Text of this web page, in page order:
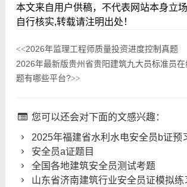
本文来自用户供稿，不代表网站本身立
自行核实,转载请注明出处！
<<2026年监理工程师质量投资进度控制真题
2026年最新版贵州省贵阳建筑九大员标准员在
题有哪些平台?>>
您可以还会对下面的文感兴趣：
2025年福建省水利水电安全员b证预
安全员a证题目
全国各地建筑安全员测试考题
山东省济南建筑行业安全员证模拟